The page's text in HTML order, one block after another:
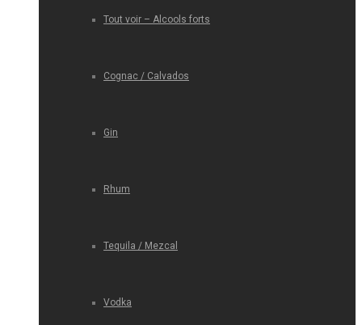
Tout voir – Alcools forts
Cognac / Calvados
Gin
Rhum
Tequila / Mezcal
Vodka